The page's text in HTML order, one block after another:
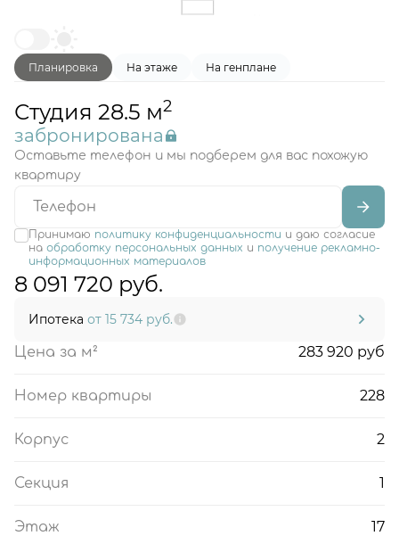
Планировка На этаже На генплане
Студия 28.5 м2
забронирована
Оставьте телефон и мы подберем для вас похожую
квартиру
Принимаю политику конфиденциальности и даю согласие
на обработку персональных данных и получение рекламно-
информационных материалов
8 091 720 руб.
Ипотека от 15 734 руб.
Цена за м² 283 920 руб
Номер квартиры 228
Корпус 2
Секция 1
Этаж 17